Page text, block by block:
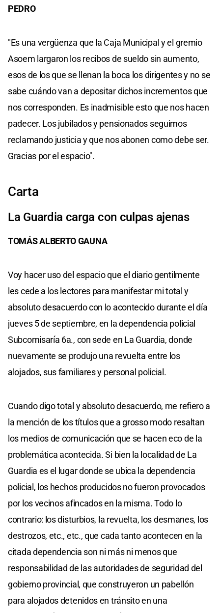
PEDRO
"Es una vergüenza que la Caja Municipal y el gremio
Asoem largaron los recibos de sueldo sin aumento,
esos de los que se llenan la boca los dirigentes y no se
sabe cuándo van a depositar dichos incrementos que
nos corresponden. Es inadmisible esto que nos hacen
padecer. Los jubilados y pensionados seguimos
reclamando justicia y que nos abonen como debe ser.
Gracias por el espacio".
Carta
La Guardia carga con culpas ajenas
TOMÁS ALBERTO GAUNA
Voy hacer uso del espacio que el diario gentilmente
les cede a los lectores para manifestar mi total y
absoluto desacuerdo con lo acontecido durante el día
jueves 5 de septiembre, en la dependencia policial
Subcomisaría 6a., con sede en La Guardia, donde
nuevamente se produjo una revuelta entre los
alojados, sus familiares y personal policial.
Cuando digo total y absoluto desacuerdo, me refiero a
la mención de los títulos que a grosso modo resaltan
los medios de comunicación que se hacen eco de la
problemática acontecida. Si bien la localidad de La
Guardia es el lugar donde se ubica la dependencia
policial, los hechos producidos no fueron provocados
por los vecinos afincados en la misma. Todo lo
contrario: los disturbios, la revuelta, los desmanes, los
destrozos, etc., etc., que cada tanto acontecen en la
citada dependencia son ni más ni menos que
responsabilidad de las autoridades de seguridad del
gobierno provincial, que construyeron un pabellón
para alojados detenidos en tránsito en una